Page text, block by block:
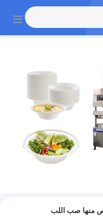
منها صب اللب